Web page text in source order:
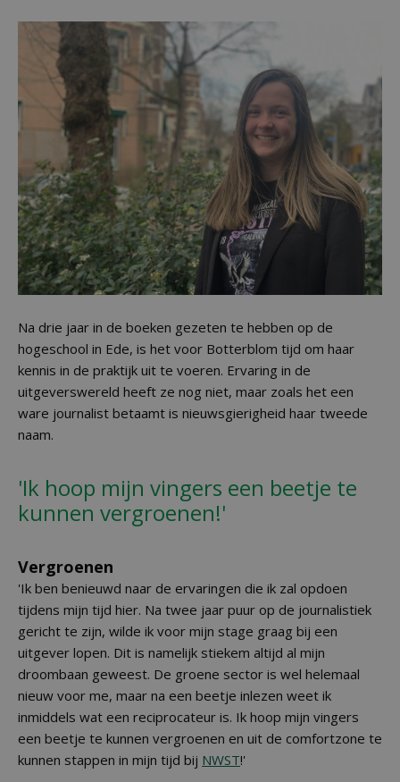
Na drie jaar in de boeken gezeten te hebben op de
hogeschool in Ede, is het voor Botterblom tijd om haar
kennis in de praktijk uit te voeren. Ervaring in de
uitgeverswereld heeft ze nog niet, maar zoals het een
ware journalist betaamt is nieuwsgierigheid haar tweede
naam.
'Ik hoop mijn vingers een beetje te
kunnen vergroenen!'
Vergroenen
'Ik ben benieuwd naar de ervaringen die ik zal opdoen
tijdens mijn tijd hier. Na twee jaar puur op de journalistiek
gericht te zijn, wilde ik voor mijn stage graag bij een
uitgever lopen. Dit is namelijk stiekem altijd al mijn
droombaan geweest. De groene sector is wel helemaal
nieuw voor me, maar na een beetje inlezen weet ik
inmiddels wat een reciprocateur is. Ik hoop mijn vingers
een beetje te kunnen vergroenen en uit de comfortzone te
kunnen stappen in mijn tijd bij NWST!'